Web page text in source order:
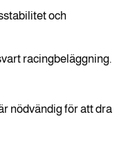
och
racingbeläggning.
nödvändig för att dra